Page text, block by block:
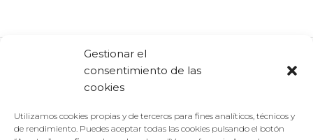
Gestionar el
consentimiento de las
cookies
Utilizamos cookies propias y de terceros para fines analíticos, técnicos y
de rendimiento. Puedes aceptar todas las cookies pulsando el botón
Comparte: Facebook Twitter